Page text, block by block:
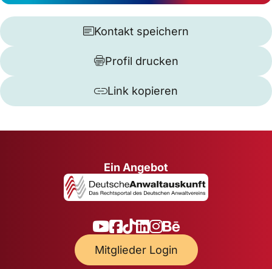
Kontakt speichern
Profil drucken
Link kopieren
Ein Angebot
Mitglieder Login